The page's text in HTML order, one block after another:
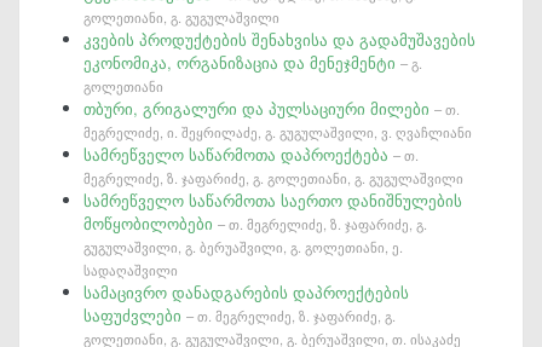
გოლეთიანი, გ. გუგულაშვილი
კვების პროდუქტების შენახვისა და გადამუშავების
ეკონომიკა, ორგანიზაცია და მენეჯმენტი– გ.
გოლეთიანი
თბური, გრიგალური და პულსაციური მილები– თ.
მეგრელიძე, ი. შეყრილაძე, გ. გუგულაშვილი, ვ. ღვაჩლიანი
სამრეწველო საწარმოთა დაპროექტება– თ.
მეგრელიძე, ზ. ჯაფარიძე, გ. გოლეთიანი, გ. გუგულაშვილი
სამრეწველო საწარმოთა საერთო დანიშნულების
მოწყობილობები– თ. მეგრელიძე, ზ. ჯაფარიძე, გ.
გუგულაშვილი, გ. ბერუაშვილი, გ. გოლეთიანი, ე.
სადაღაშვილი
სამაცივრო დანადგარების დაპროექტების
საფუძვლები– თ. მეგრელიძე, ზ. ჯაფარიძე, გ.
გოლეთიანი, გ. გუგულაშვილი, გ. ბერუაშვილი, თ. ისაკაძე